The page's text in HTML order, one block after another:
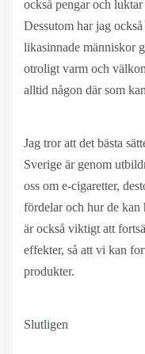
också pengar och
Dessutom har jag
likasinnade människor
otroligt varm och
alltid någon där som
Jag tror att det bästa
Sverige är genom
oss om e-cigaretter,
fördelar och hur de kan
är också viktigt att
effekter, så att vi kan
produkter.
Slutligen